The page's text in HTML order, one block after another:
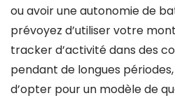
ou avoir une autonomie de
prévoyez d’utiliser votre
tracker d’activité dans des
pendant de longues
d’opter pour un modèle de